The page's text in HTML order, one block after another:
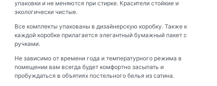
упаковки и не меняются при стирке. Красители стойкие и
экологически чистые.
Все комплекты упакованы в дизайнерскую коробку. Также к
каждой коробке прилагается элегантный бумажный пакет с
ручками.
Не зависимо от времени года и температурного режима в
помещении вам всегда будет комфортно засыпать и
пробуждаться в объятиях постельного белья из сатина.